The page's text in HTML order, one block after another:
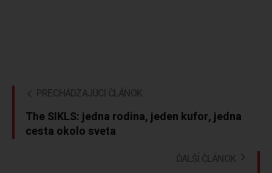
PRECHÁDZAJÚCI ČLÁNOK
The SIKLS: jedna rodina, jeden kufor, jedna
cesta okolo sveta
ĎALŠÍ ČLÁNOK